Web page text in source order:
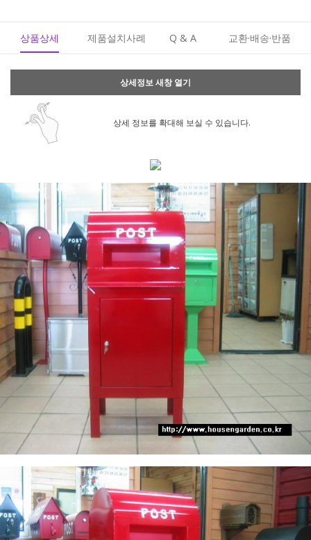
상품상세 제품설치사례 Q & A 교환·배송·반품
상세정보 새창 열기
상세 정보를 확대해 보실 수 있습니다.